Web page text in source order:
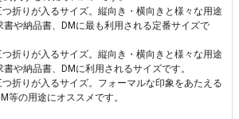
つ折りが入るサイズ。縦向き・横向きと様々な用途
や納品書、DMに最も利用される定番サイズで
つ折りが入るサイズ。縦向き・横向きと様々な用途
や納品書、DMに利用されるサイズです。
つ折りが入るサイズ。フォーマルな印象をあたえる
等の用途にオススメです。